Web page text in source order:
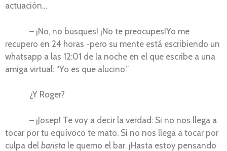
actuación…
– ¡No, no busques! ¡No te preocupes!Yo me
recupero en 24 horas -pero su mente está escribiendo un
whatsapp a las 12:01 de la noche en el que escribe a una
amiga virtual: “Yo es que alucino.”
¿Y Roger?
– ¡Josep! Te voy a decir la verdad: Si no nos llega a
tocar por tu equívoco te mato. Si no nos llega a tocar por
culpa del barista le quemo el bar. ¡Hasta estoy pensando